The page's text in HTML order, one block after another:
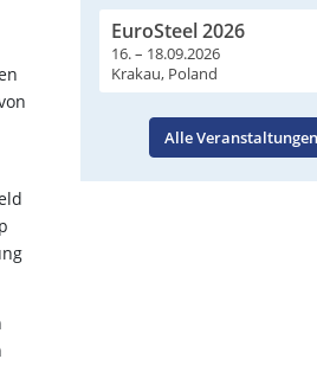
EuroSteel 2026
16. – 18.09.2026
Krakau, Poland
Alle Veranstaltungen